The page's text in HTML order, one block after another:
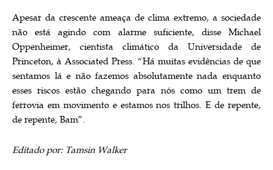
Apesar da crescente ameaça de clima extremo, a sociedade
não está agindo com alarme suficiente, disse Michael
Oppenheimer, cientista climático da Universidade de
Princeton, à Associated Press. “Há muitas evidências de que
sentamos lá e não fazemos absolutamente nada enquanto
esses riscos estão chegando para nós como um trem de
ferrovia em movimento e estamos nos trilhos. E de repente,
de repente, Bam”.
Editado por: Tamsin Walker